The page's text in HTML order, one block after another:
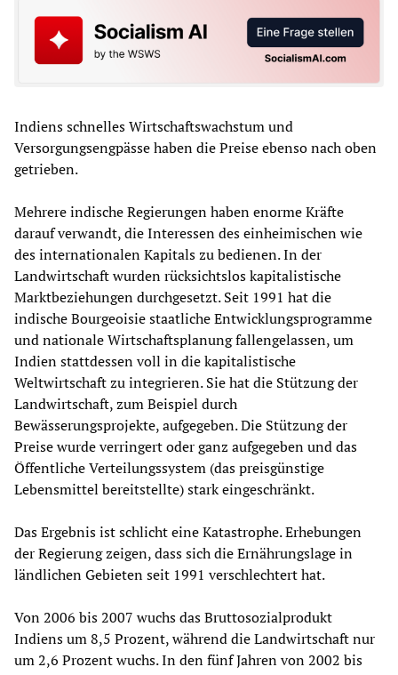
Indiens schnelles Wirtschaftswachstum und
Versorgungsengpässe haben die Preise ebenso nach oben
getrieben.
Mehrere indische Regierungen haben enorme Kräfte
darauf verwandt, die Interessen des einheimischen wie
des internationalen Kapitals zu bedienen. In der
Landwirtschaft wurden rücksichtslos kapitalistische
Marktbeziehungen durchgesetzt. Seit 1991 hat die
indische Bourgeoisie staatliche Entwicklungsprogramme
und nationale Wirtschaftsplanung fallengelassen, um
Indien stattdessen voll in die kapitalistische
Weltwirtschaft zu integrieren. Sie hat die Stützung der
Landwirtschaft, zum Beispiel durch
Bewässerungsprojekte, aufgegeben. Die Stützung der
Preise wurde verringert oder ganz aufgegeben und das
Öffentliche Verteilungssystem (das preisgünstige
Lebensmittel bereitstellte) stark eingeschränkt.
Das Ergebnis ist schlicht eine Katastrophe. Erhebungen
der Regierung zeigen, dass sich die Ernährungslage in
ländlichen Gebieten seit 1991 verschlechtert hat.
Von 2006 bis 2007 wuchs das Bruttosozialprodukt
Indiens um 8,5 Prozent, während die Landwirtschaft nur
um 2,6 Prozent wuchs. In den fünf Jahren von 2002 bis